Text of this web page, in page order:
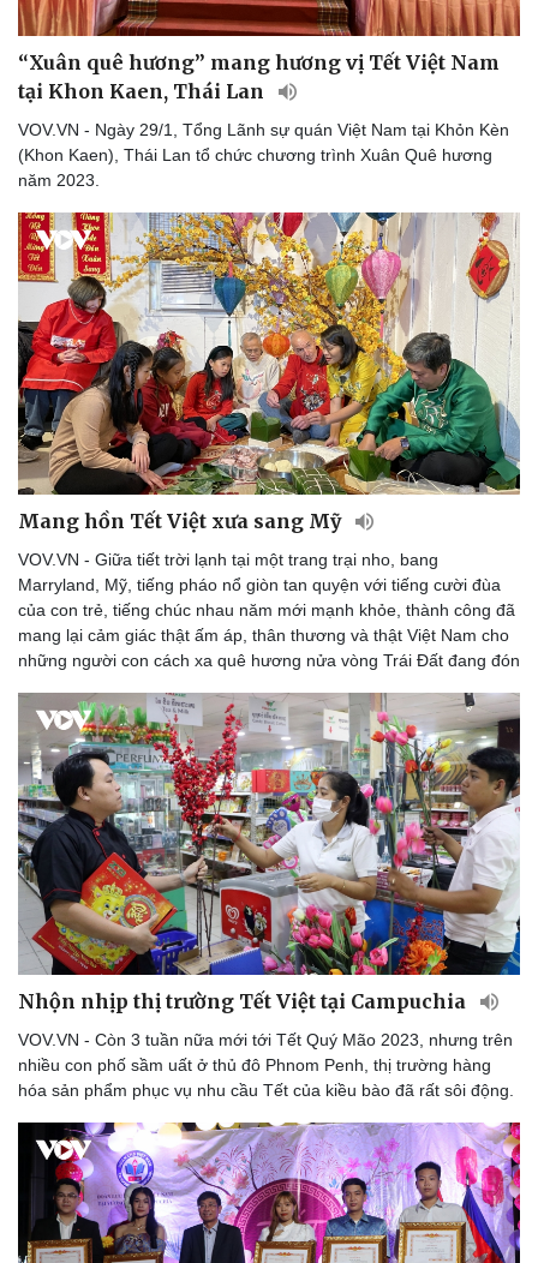
Du lịch
Tư vấn
Săn Tour
check-in
Podcast
Câu chuyện thời sự
Đọc truyện đêm khuya
Cửa sổ tình yêu
Kể chuyện cho bé
“Xuân quê hương” mang hương vị Tết Việt Nam
tại Khon Kaen, Thái Lan
VOV.VN - Ngày 29/1, Tổng Lãnh sự quán Việt Nam tại Khỏn Kèn
(Khon Kaen), Thái Lan tổ chức chương trình Xuân Quê hương
năm 2023.
Mang hồn Tết Việt xưa sang Mỹ
VOV.VN - Giữa tiết trời lạnh tại một trang trại nho, bang
Marryland, Mỹ, tiếng pháo nổ giòn tan quyện với tiếng cười đùa
của con trẻ, tiếng chúc nhau năm mới mạnh khỏe, thành công đã
mang lại cảm giác thật ấm áp, thân thương và thật Việt Nam cho
những người con cách xa quê hương nửa vòng Trái Đất đang đón
Nhộn nhịp thị trường Tết Việt tại Campuchia
VOV.VN - Còn 3 tuần nữa mới tới Tết Quý Mão 2023, nhưng trên
nhiều con phố sầm uất ở thủ đô Phnom Penh, thị trường hàng
hóa sản phẩm phục vụ nhu cầu Tết của kiều bào đã rất sôi động.